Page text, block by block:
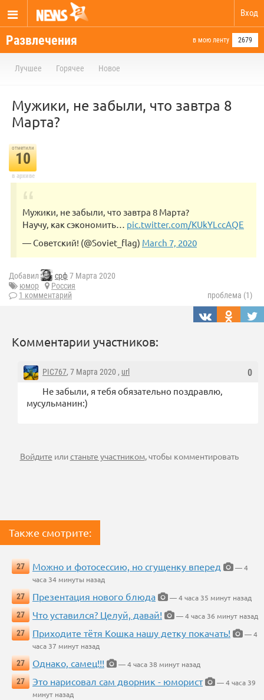
Вход
Развлечения в мою ленту 2679
Лучшее Горячее Новое
Мужики, не забыли, что завтра 8
Марта?
отметили
10
в архиве
Мужики, не забыли, что завтра 8 Марта?
Научу, как сэкономить… pic.twitter.com/KUkYLccAQE
— Советский! (@Soviet_flag) March 7, 2020
Добавил срф 7 Марта 2020
юмор
Россия
1 комментарий
проблема (1)
Комментарии участников:
0
PIC767, 7 Марта 2020 , url
Не забыли, я тебя обязательно поздравлю,
мусульманин:)
Войдите илистаньте участником, чтобы комментировать
Также смотрите:
27 Можно и фотосессию, но сгущенку вперед
— 4
часа 34 минуты назад
27
Презентация нового блюда
— 4 часа 35 минут назад
27
Что уставился? Целуй, давай!
— 4 часа 36 минут назад
27
Приходите тётя Кошка нашу детку покачать!
— 4
часа 37 минут назад
27
Однако, самец!!!
— 4 часа 38 минут назад
27
Это нарисовал сам дворник - юморист
— 4 часа 39
минут назад